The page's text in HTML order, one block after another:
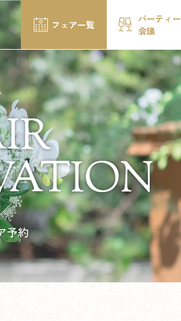
フェア一覧
パーティー
会議
予約